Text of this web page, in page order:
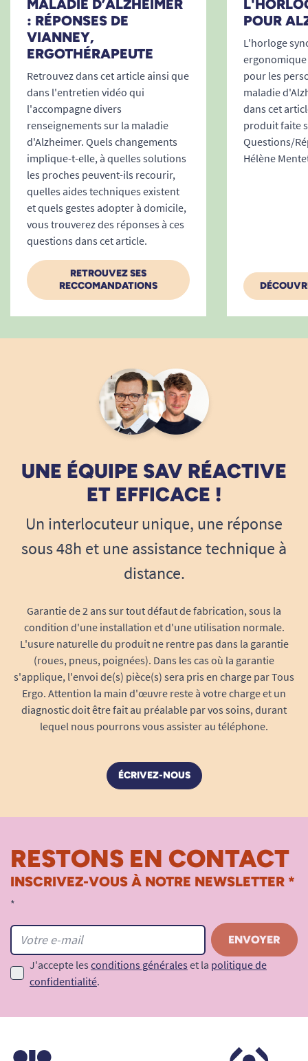
MALADIE D’ALZHEIMER
: RÉPONSES DE
VIANNEY,
ERGOTHÉRAPEUTE
Retrouvez dans cet article ainsi que
dans l'entretien vidéo qui
l'accompagne divers
renseignements sur la maladie
d'Alzheimer. Quels changements
implique-t-elle, à quelles solutions
les proches peuvent-ils recourir,
quelles aides techniques existent
et quels gestes adopter à domicile,
vous trouverez des réponses à ces
questions dans cet article.
RETROUVEZ SES
RECCOMANDATIONS
POUR
L'horloge
pour les
maladie
dans cet
produit faite
Questions/
Hélène
UNE ÉQUIPE SAV RÉACTIVE
ET EFFICACE !
Un interlocuteur unique, une réponse
sous 48h et une assistance technique à
distance.
Garantie de 2 ans sur tout défaut de fabrication, sous la
condition d'une installation et d'une utilisation normale.
L'usure naturelle du produit ne rentre pas dans la garantie
(roues, pneus, poignées). Dans les cas où la garantie
s'applique, l'envoi de(s) pièce(s) sera pris en charge par Tous
Ergo. Attention la main d'œuvre reste à votre charge et un
diagnostic doit être fait au préalable par vos soins, durant
lequel nous pourrons vous assister au téléphone.
ÉCRIVEZ-NOUS
RESTONS EN CONTACT
INSCRIVEZ-VOUS À NOTRE NEWSLETTER *
*
J'accepte les conditions générales et la politique de
confidentialité.